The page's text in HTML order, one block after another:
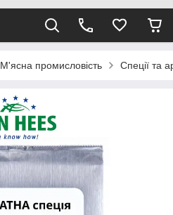
М'ясна промисловість Спеції та